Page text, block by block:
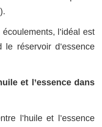
l’idéal est
le réservoir d’essence
et l’essence dans
l’huile et l’essence